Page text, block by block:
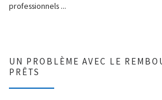
professionnels ...
UN PROBLÈME AVEC LE
PRÊTS